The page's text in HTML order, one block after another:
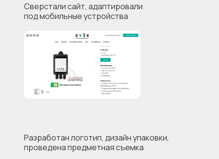
Сверстали сайт, адаптировали
под мобильные устройства
Разработан логотип, дизайн упаковки,
проведена предметная съемка